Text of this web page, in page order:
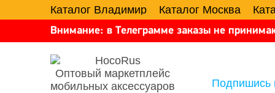
Каталог Владимир Каталог Москва
Внимание: в Телеграмме заказы не
Оптовый маркетплейс
мобильных аксессуаров
Подпишись